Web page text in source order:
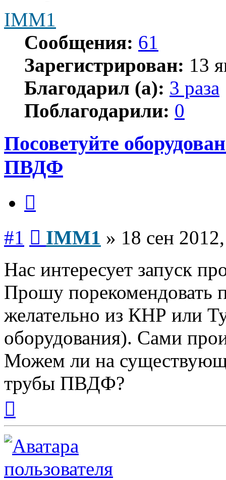
IMM1
Сообщения: 61
Зарегистрирован: 13
Благодарил (а): 3 раза
Поблагодарили: 0
Посоветуйте
ПВДФ
#1 IMM1 » 18 сен
Нас интересует запуск
Прошу порекомендовать
желательно из КНР или
оборудования). Сами
Можем ли на
трубы ПВДФ?
началу